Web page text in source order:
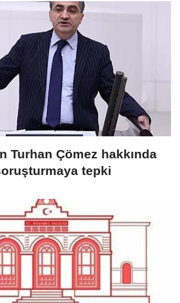
Turhan Çömez hakkında
tepki